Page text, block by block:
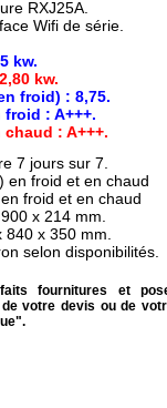
RXJ25A.
Wifi de série.
kw.
kw.
froid) : 8,75.
: A+++.
: A+++.
7 jours sur 7.
en froid et en chaud
froid et en chaud
x 214 mm.
x 350 mm.
selon disponibilités.
fournitures et
votre devis ou de